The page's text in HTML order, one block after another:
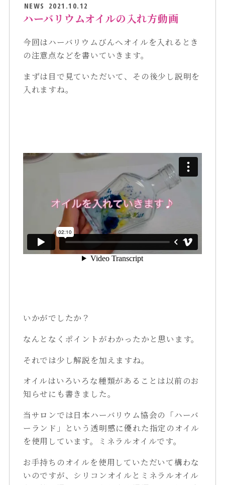
NEWS 2021.10.12
ハーバリウムオイルの入れ方動画
今回はハーバリウムびんへオイルを入れるとき
の注意点などを書いていきます。
まずは目で見ていただいて、その後少し説明を
入れますね。
いかがでしたか？
なんとなくポイントがわかったかと思います。
それでは少し解説を加えますね。
オイルはいろいろな種類があることは以前のお
知らせにも書きました。
当サロンでは日本ハーバリウム協会の「ハーバ
ーランド」という透明感に優れた指定のオイル
を使用しています。ミネラルオイルです。
お手持ちのオイルを使用していただいて構わな
いのですが、シリコンオイルとミネラルオイル